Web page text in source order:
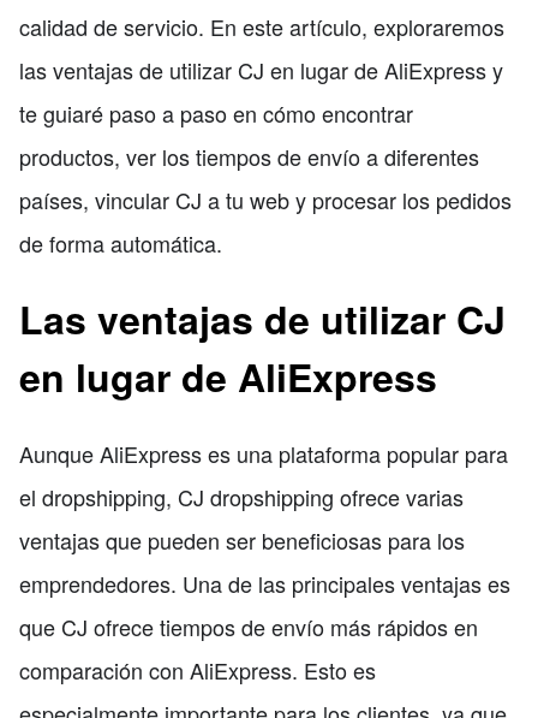
calidad de servicio. En este artículo, exploraremos
las ventajas de utilizar CJ en lugar de AliExpress y
te guiaré paso a paso en cómo encontrar
productos, ver los tiempos de envío a diferentes
países, vincular CJ a tu web y procesar los pedidos
de forma automática.
Las ventajas de utilizar CJ
en lugar de AliExpress
Aunque AliExpress es una plataforma popular para
el dropshipping, CJ dropshipping ofrece varias
ventajas que pueden ser beneficiosas para los
emprendedores. Una de las principales ventajas es
que CJ ofrece tiempos de envío más rápidos en
comparación con AliExpress. Esto es